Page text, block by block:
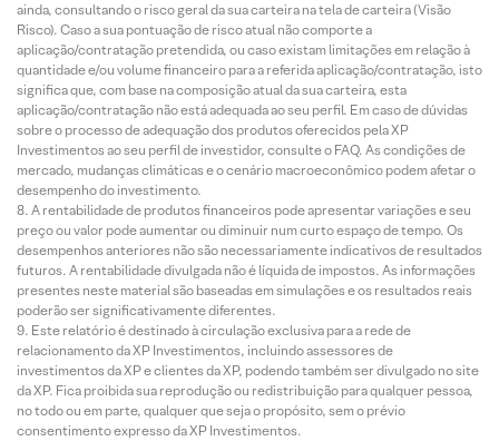
ainda, consultando o risco geral da sua carteira na tela de carteira (Visão
Risco). Caso a sua pontuação de risco atual não comporte a
aplicação/contratação pretendida, ou caso existam limitações em relação à
quantidade e/ou volume financeiro para a referida aplicação/contratação, isto
significa que, com base na composição atual da sua carteira, esta
aplicação/contratação não está adequada ao seu perfil. Em caso de dúvidas
sobre o processo de adequação dos produtos oferecidos pela XP
Investimentos ao seu perfil de investidor, consulte o FAQ. As condições de
mercado, mudanças climáticas e o cenário macroeconômico podem afetar o
desempenho do investimento.
A rentabilidade de produtos financeiros pode apresentar variações e seu
preço ou valor pode aumentar ou diminuir num curto espaço de tempo. Os
desempenhos anteriores não são necessariamente indicativos de resultados
futuros. A rentabilidade divulgada não é líquida de impostos. As informações
presentes neste material são baseadas em simulações e os resultados reais
poderão ser significativamente diferentes.
Este relatório é destinado à circulação exclusiva para a rede de
relacionamento da XP Investimentos, incluindo assessores de
investimentos da XP e clientes da XP, podendo também ser divulgado no site
da XP. Fica proibida sua reprodução ou redistribuição para qualquer pessoa,
no todo ou em parte, qualquer que seja o propósito, sem o prévio
consentimento expresso da XP Investimentos.